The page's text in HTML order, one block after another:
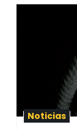
Noticias